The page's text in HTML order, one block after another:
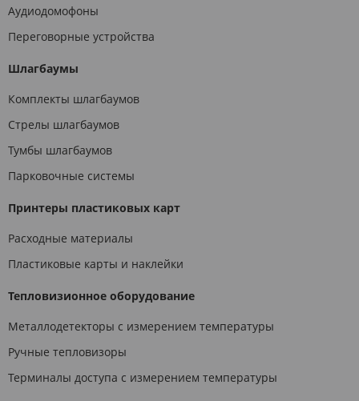
Аудиодомофоны
Переговорные устройства
Шлагбаумы
Комплекты шлагбаумов
Стрелы шлагбаумов
Тумбы шлагбаумов
Парковочные системы
Принтеры пластиковых карт
Расходные материалы
Пластиковые карты и наклейки
Тепловизионное оборудование
Металлодетекторы с измерением температуры
Ручные тепловизоры
Терминалы доступа с измерением температуры